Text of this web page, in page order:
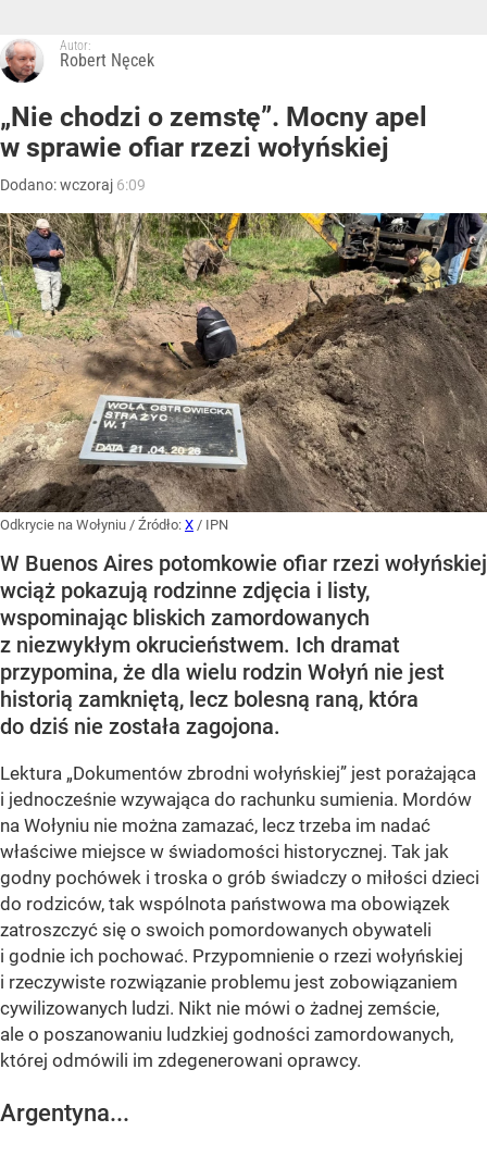
Autor:
Robert Nęcek
„Nie chodzi o zemstę”. Mocny apel
w sprawie ofiar rzezi wołyńskiej
Dodano:wczoraj 6:09
Odkrycie na Wołyniu / Źródło: X / IPN
W Buenos Aires potomkowie ofiar rzezi wołyńskiej
wciąż pokazują rodzinne zdjęcia i listy,
wspominając bliskich zamordowanych
z niezwykłym okrucieństwem. Ich dramat
przypomina, że dla wielu rodzin Wołyń nie jest
historią zamkniętą, lecz bolesną raną, która
do dziś nie została zagojona.
Lektura „Dokumentów zbrodni wołyńskiej” jest porażająca
i jednocześnie wzywająca do rachunku sumienia. Mordów
na Wołyniu nie można zamazać, lecz trzeba im nadać
właściwe miejsce w świadomości historycznej. Tak jak
godny pochówek i troska o grób świadczy o miłości dzieci
do rodziców, tak wspólnota państwowa ma obowiązek
zatroszczyć się o swoich pomordowanych obywateli
i godnie ich pochować. Przypomnienie o rzezi wołyńskiej
i rzeczywiste rozwiązanie problemu jest zobowiązaniem
cywilizowanych ludzi. Nikt nie mówi o żadnej zemście,
ale o poszanowaniu ludzkiej godności zamordowanych,
której odmówili im zdegenerowani oprawcy.
Argentyna...